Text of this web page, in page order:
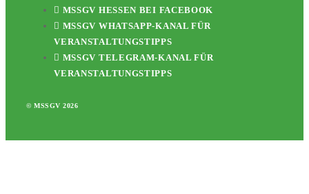
MSSGV HESSEN BEI FACEBOOK
MSSGV WHATSAPP-KANAL FÜR
VERANSTALTUNGSTIPPS
MSSGV TELEGRAM-KANAL FÜR
VERANSTALTUNGSTIPPS
© MSSGV 2026